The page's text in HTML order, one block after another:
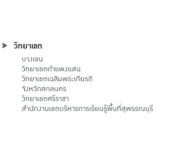
วิทยาเขต
บางเขน
วิทยาเขตกําแพงแสน
วิทยาเขตเฉลิมพระเกียรติ
จังหวัดสกลนคร
วิทยาเขตศรีราชา
สำนักงานเขตบริหารการเรียนรู้พื้นที่สุพรรณบุรี